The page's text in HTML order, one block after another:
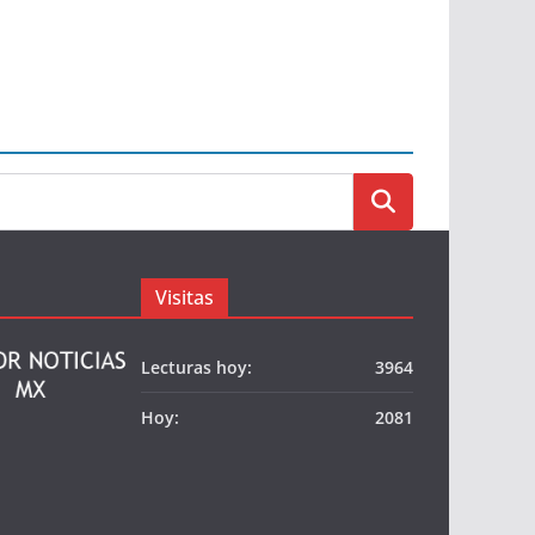
Visitas
3964
Lecturas hoy:
2081
Hoy: